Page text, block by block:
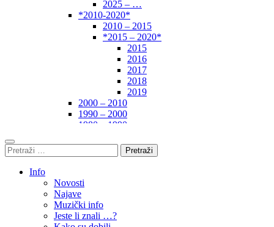
2025 – …
*2010-2020*
2010 – 2015
*2015 – 2020*
2015
2016
2017
2018
2019
2000 – 2010
1990 – 2000
1980 – 1990
1970 – 1975
1975 – 1980
1950 – 1960
… – 1950
Autori
Pretraži:
Info
Novosti
Najave
Muzički info
Jeste li znali …?